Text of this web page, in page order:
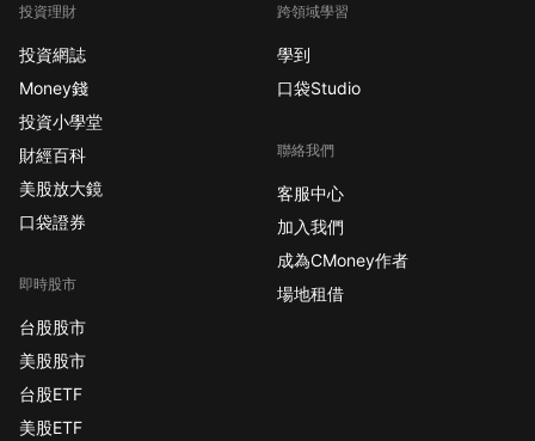
投資理財
投資網誌
Money錢
投資小學堂
財經百科
美股放大鏡
口袋證券
即時股市
台股股市
美股股市
台股ETF
美股ETF
跨領域學習
學到
口袋Studio
聯絡我們
客服中心
加入我們
成為CMoney作者
場地租借